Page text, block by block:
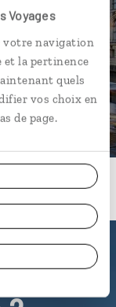
Voyages
votre navigation
et la pertinence
quels
vos choix en
de page.